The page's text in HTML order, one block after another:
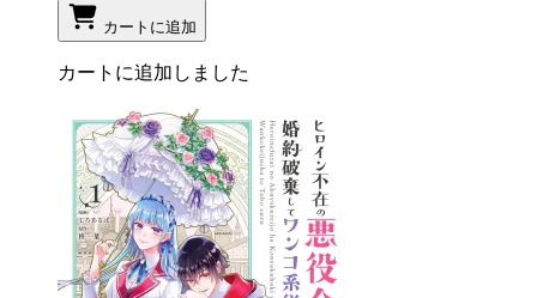
カートに追加
カートに追加しました